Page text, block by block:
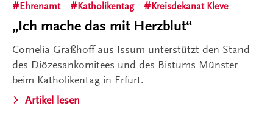
Ehrenamt
Katholikentag Kreisdekanat Kleve
„Ich mache das mit Herzblut“
Cornelia Graßhoff aus Issum unterstützt den Stand
des Diözesankomitees und des Bistums Münster
beim Katholikentag in Erfurt.
Artikel lesen